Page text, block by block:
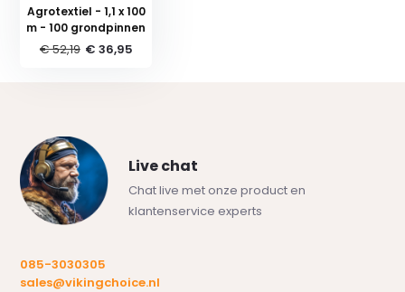
Agrotextiel - 1,1 x 100
m - 100 grondpinnen
€ 52,19 € 36,95
Live chat
Chat live met onze product en
klantenservice experts
085-3030305
sales@vikingchoice.nl